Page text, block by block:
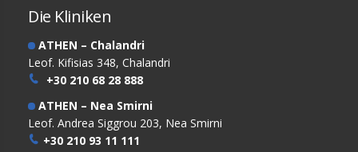
Die Kliniken
ATHEN – Chalandri
Leof. Kifisias 348, Chalandri
+30 210 68 28 888
ATHEN – Nea Smirni
Leof. Andrea Siggrou 203, Nea Smirni
+30 210 93 11 111